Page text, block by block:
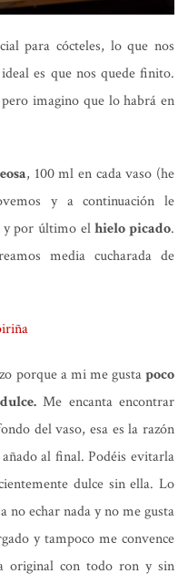
para cócteles, lo que nos
es que nos quede finito.
imagino que lo habrá en
, 100 ml en cada vaso (he
y a continuación le
y por último elhielo picado.
media cucharada de
porque a mi me gustapoco
Me encanta encontrar
del vaso, esa es la razón
al final. Podéis evitarla
dulce sin ella. Lo
no echar nada y no me gusta
y tampoco me convence
original con todo ron y sin